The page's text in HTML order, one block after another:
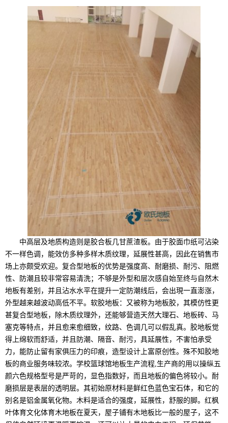
中高层及地质构造则是胶合板几甘蔗渣板。由于胶面巾纸可沾染
不一样色调，能效仿多种多样木质纹理，延展性甚高，因此在销售市
场上亦颇受欢迎。复合型地板的优势是强度高、耐磨损、耐污、阻燃
性、防潮且较非常容易清洗；不够是外型和层次感自始至终与自然木
地板有差别，并且沾水水平在提升一定防潮线后，会出現一直澎涨，
外型越来越波动高低不平。软胶地板：又被称为地板胶，其模仿性更
甚复合型地板，除木质纹理外，还能够营造天然大理石、地板砖、马
塞克等特点，并且愈来愈细致，纹路、色调几可以假乱真。胶地板觉
得上绵软而舒适，并且防潮、隔音、耐污，具延展性，不害怕承受
力，能防止留有家俱压力的印痕，造型设计上富原创性。殊不知胶地
板的商业服务味较浓。学校篮球馆地板生产流程,生产商的用以操纵五
颜六色规格型号是严苛的，显色指数好，而且地板的偏色将较小。耐
磨损层是表层的透明层。其初始原材料是鲜红色蓝色宝石体，和它的
别名是铝金属氧化物。木料是适合的强度，延展性，舒服的脚。红枫
叶体育文化体育木地板在夏天，屋子铺有木地板比一般的屋子，这不